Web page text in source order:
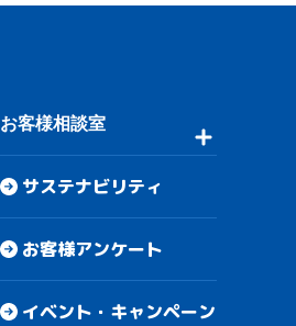
お客様相談室
サステナビリティ
お客様アンケート
イベント・キャンペーン